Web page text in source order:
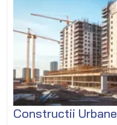
Constructii Urbane